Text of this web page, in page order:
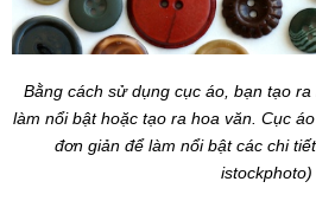
Bằng cách sử dụng cục áo, bạn tạo
làm nổi bật hoặc tạo ra hoa văn. Cục
đơn giản để làm nổi bật các chi
istockphoto)